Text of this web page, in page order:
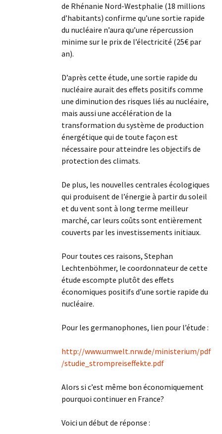
de Rhénanie Nord-Westphalie (18 millions
d’habitants) confirme qu’une sortie rapide
du nucléaire n’aura qu’une répercussion
minime sur le prix de l’électricité (25€ par
an).
D’après cette étude, une sortie rapide du
nucléaire aurait des effets positifs comme
une diminution des risques liés au nucléaire,
mais aussi une accélération de la
transformation du système de production
énergétique qui de toute façon est
nécessaire pour atteindre les objectifs de
protection des climats.
De plus, les nouvelles centrales écologiques
qui produisent de l’énergie à partir du soleil
et du vent sont à long terme meilleur
marché, car leurs coûts sont entièrement
couverts par les investissements initiaux.
Pour toutes ces raisons, Stephan
Lechtenböhmer, le coordonnateur de cette
étude escompte plutôt des effets
économiques positifs d’une sortie rapide du
nucléaire.
Pour les germanophones, lien pour l’étude :
http://www.umwelt.nrw.de/ministerium/pdf
/studie_strompreiseffekte.pdf
Alors si c’est même bon économiquement
pourquoi continuer en France?
Voici un début de réponse :